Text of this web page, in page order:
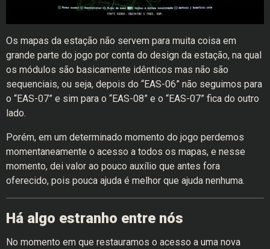
Os mapas da estação não servem para muita coisa em
grande parte do jogo por conta do design da estação, na qual
os módulos são basicamente idênticos mas não são
sequenciais, ou seja, depois do “EAS-06” não seguimos para
o “EAS-07” e sim para o “EAS-08” e o “EAS-07” fica do outro
lado.
Porém, em um determinado momento do jogo perdemos
momentaneamente o acesso a todos os mapas, e nesse
momento, dei valor ao pouco auxílio que antes fora
oferecido, pois pouca ajuda é melhor que ajuda nenhuma.
Há algo estranho entre nós
No momento em que restauramos o acesso a uma nova